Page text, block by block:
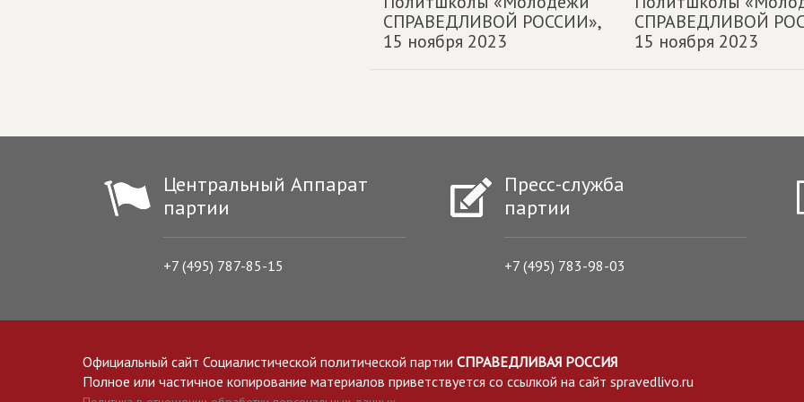
СПРАВЕДЛИВОЙ РОССИИ»,
15 ноября 2023
СПРАВЕДЛИВОЙ
15 ноября 2023
Центральный Аппарат
партии
+7 (495) 787-85-15
Пресс-служба
партии
+7 (495) 783-98-03
Официальный сайт Социалистической политической партии СПРАВЕДЛИВАЯ РОССИЯ
Полное или частичное копирование материалов приветствуется со ссылкой на сайт spravedlivo.ru